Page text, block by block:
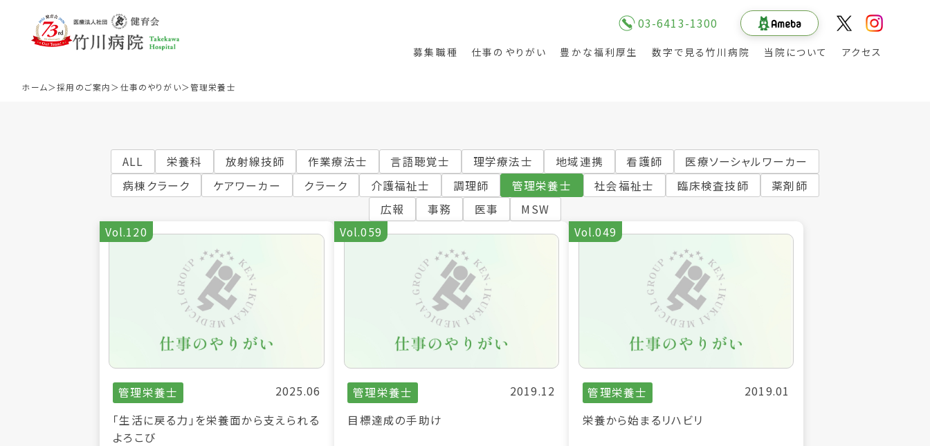
03-6413-1300
募集職種
医師 リハビリテーション
仕事のやりがい 豊かな福利厚生 数字で見る竹川病院 当院について アクセス
ホーム 採用のご案内 仕事のやりがい 管理栄養士
ALL 栄養科 放射線技師 作業療法士 言語聴覚士 理学療法士 地域連携 看護師
医療ソーシャルワーカー
病棟クラーク
ケアワーカー クラーク 介護福祉士 調理師 管理栄養士 社会福祉士 臨床検査技師
薬剤師
広報
事務 医事
MSW
Vol.120
管理栄養士
2025.06
「生活に戻る力」を栄養面から支えられる
よろこび
Vol.059
管理栄養士
2019.12
目標達成の手助け
Vol.049
管理栄養士
2019.01
栄養から始まるリハビリ